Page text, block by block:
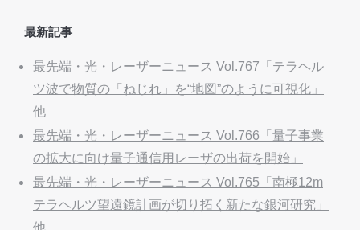
最新記事
最先端・光・レーザーニュース Vol.767「テラヘル
ツ波で物質の「ねじれ」を“地図”のように可視化」
他
最先端・光・レーザーニュース Vol.766「量子事業
の拡大に向け量子通信用レーザの出荷を開始」
最先端・光・レーザーニュース Vol.765「南極12m
テラヘルツ望遠鏡計画が切り拓く新たな銀河研究」
他